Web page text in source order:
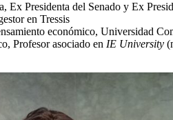
Ex Presidenta del Senado y Ex
en Tressis
económico, Universidad
Profesor asociado en IE University